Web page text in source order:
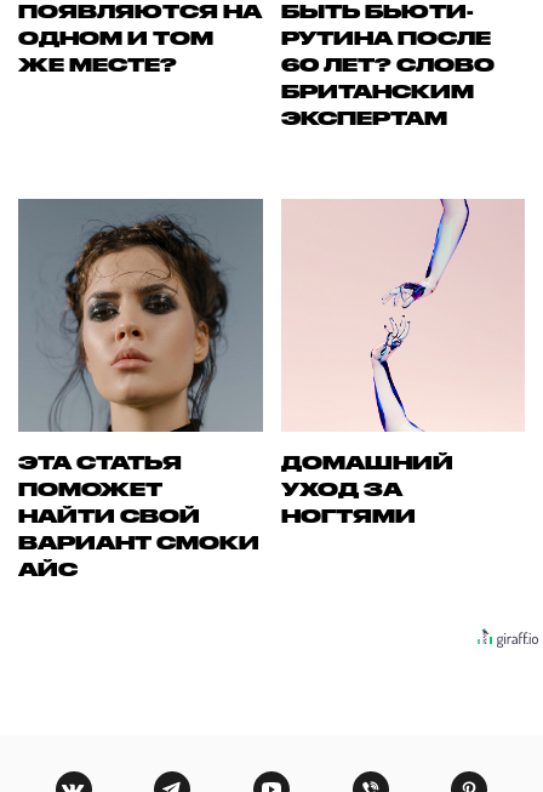
ПОЯВЛЯЮТСЯ НА
ОДНОМ И ТОМ
ЖЕ МЕСТЕ?
БЫТЬ БЬЮТИ-
РУТИНА ПОСЛЕ
60 ЛЕТ? СЛОВО
БРИТАНСКИМ
ЭКСПЕРТАМ
ЭТА СТАТЬЯ
ПОМОЖЕТ
НАЙТИ СВОЙ
ВАРИАНТ СМОКИ
АЙС
ДОМАШНИЙ
УХОД ЗА
НОГТЯМИ